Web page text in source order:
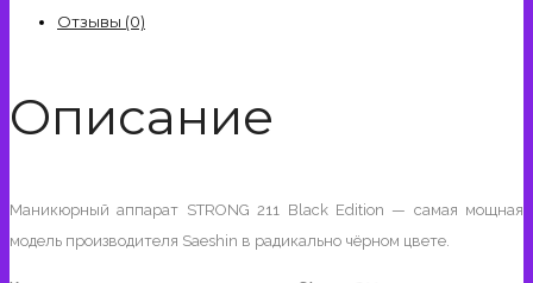
Отзывы (0)
Описание
Маникюрный аппарат STRONG 211 Black Edition — самая мощная
модель производителя Saeshin в радикально чёрном цвете.